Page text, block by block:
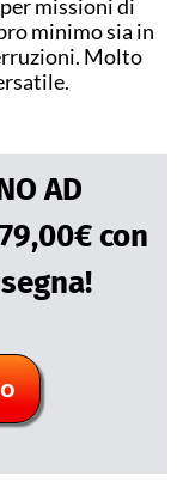
missioni di
minimo sia in
Molto
AD
79,00€ con